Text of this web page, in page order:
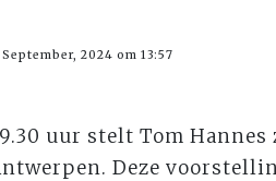
2024 om 13:57
uur stelt Tom
Deze